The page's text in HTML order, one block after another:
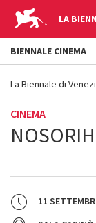
LA
YOUR
ARE
La Biennale di
CINEMA
11
BIENNALE CINEMA